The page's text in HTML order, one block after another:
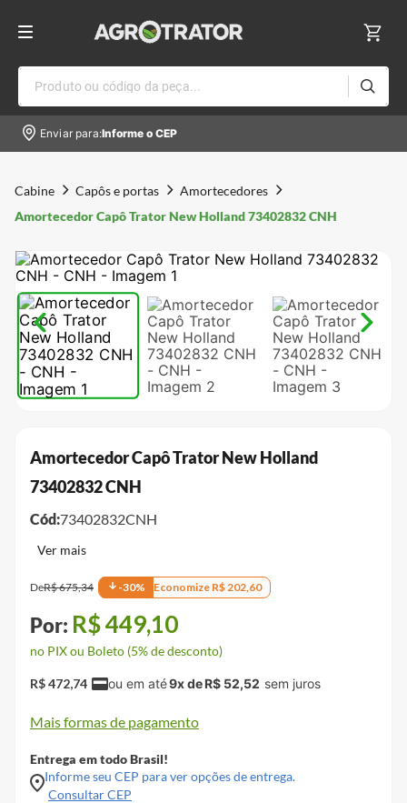
Produto ou código da peça...
Enviar para:Informe o CEP
Cabine Capôs e portas
Amortecedores
Amortecedor Capô Trator New Holland 73402832 CNH
Amortecedor Capô Trator New Holland
73402832 CNH
Cód:73402832CNH
DeR$675,34 -30% Economize R$202,60
R$449,10
no PIX ou Boleto (5% de desconto)
R$472,74 9x deR$ 52,52
Mais formas de pagamento
Entrega em todo Brasil!
Informe seu CEP para ver opções de entrega.
Consultar CEP